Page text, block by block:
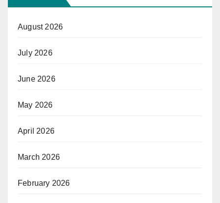
August 2026
July 2026
June 2026
May 2026
April 2026
March 2026
February 2026